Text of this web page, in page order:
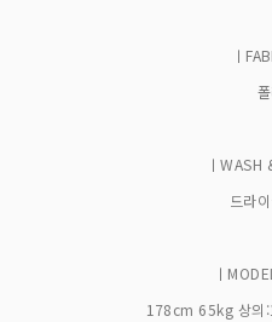
ㅣ
ㅣWASH
드라
ㅣ
178cm 65kg 상의